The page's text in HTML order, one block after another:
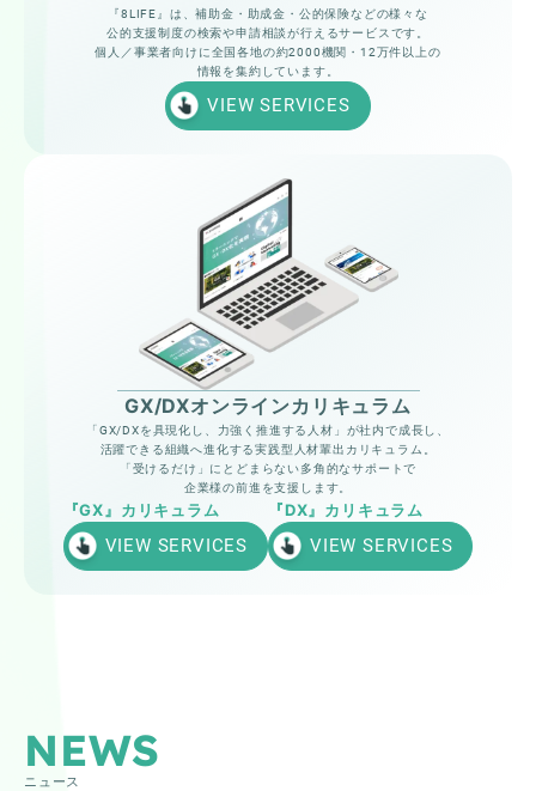
『8LIFE』は、補助金・助成金・公的保険などの様々な
公的支援制度の検索や申請相談が行えるサービスです。
個人／事業者向けに全国各地の約2000機関・12万件以上の
情報を集約しています。
VIEW SERVICES
GX/DXオンラインカリキュラム
「GX/DXを具現化し、力強く推進する人材」が社内で成長し、
活躍できる組織へ進化する実践型人材輩出カリキュラム。
「受けるだけ」にとどまらない多角的なサポートで
企業様の前進を支援します。
『GX』カリキュラム
VIEW SERVICES
『DX』カリキュラム
VIEW SERVICES
NEWS
ニュース